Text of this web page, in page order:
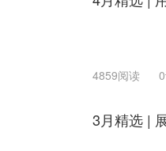
4859阅读
3月精选 |